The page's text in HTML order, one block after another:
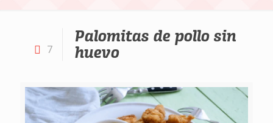
7
Palomitas de pollo sin
huevo